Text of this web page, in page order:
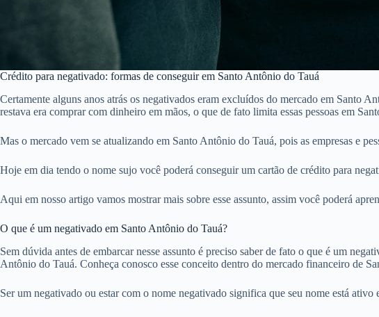
Crédito para negativado: formas de conseguir em Santo Antônio do Tauá
Certamente alguns anos atrás os negativados eram excluídos do mercado em Santo
restava era comprar com dinheiro em mãos, o que de fato limita essas pessoas em
Mas o mercado vem se atualizando em Santo Antônio do Tauá, pois as empresas e
Hoje em dia tendo o nome sujo você poderá conseguir um cartão de crédito para
Aqui em nosso artigo vamos mostrar mais sobre esse assunto, assim você poderá
O que é um negativado em Santo Antônio do Tauá?
Sem dúvida antes de embarcar nesse assunto é preciso saber de fato o que é um
Antônio do Tauá. Conheça conosco esse conceito dentro do mercado financeiro de
Ser um negativado ou estar com o nome negativado significa que seu nome está